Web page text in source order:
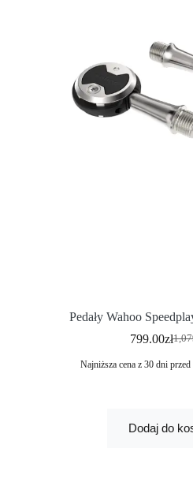
Pedały Wahoo
799.00zł
Najniższa cena z 30 dni
Dodaj do